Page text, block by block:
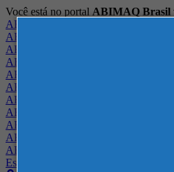
Você está no portal ABIMAQ Brasil
ABIMAQ Brasil
ABIMAQ Minas Gerais
ABIMAQ Norte-Nordeste
ABIMAQ Paraná
ABIMAQ Piracicaba
ABIMAQ Ribeirão Preto
ABIMAQ Rio de Janeiro
ABIMAQ Rio Grande do Sul
ABIMAQ Santa Catarina
ABIMAQ São Paulo
ABIMAQ Vale do Paraíba
Escritório de Relações Governamentais